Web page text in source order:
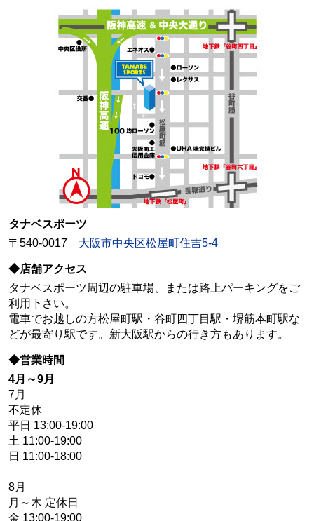
タナベスポーツ
〒540-0017 大阪市中央区松屋町住吉5-4
◆店舗アクセス
タナベスポーツ周辺の駐車場、または路上パーキングをご
利用下さい。
電車でお越しの方松屋町駅・谷町四丁目駅・堺筋本町駅な
どが最寄り駅です。新大阪駅からの行き方もあります。
◆営業時間
4月～9月
7月
不定休
平日 13:00-19:00
土 11:00-19:00
日 11:00-18:00
8月
月～木 定休日
金 13:00-19:00